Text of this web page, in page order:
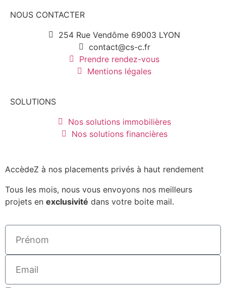
NOUS CONTACTER
254 Rue Vendôme 69003 LYON
contact@cs-c.fr
Prendre rendez-vous
Mentions légales
SOLUTIONS
Nos solutions immobilières
Nos solutions financières
AccèdeZ à nos placements privés à haut rendement
Tous les mois, nous vous envoyons nos meilleurs
projets en exclusivité dans votre boite mail.